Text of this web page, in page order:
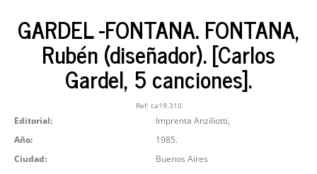
GARDEL -FONTANA. FONTANA,
Rubén (diseñador). [Carlos
Gardel, 5 canciones].
Ref: ca19.310
Editorial:
Imprenta Anziliotti,
Año:
1985.
Ciudad:
Buenos Aires